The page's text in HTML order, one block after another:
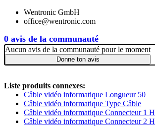
0 avis de la communauté
Wentronic GmbH
office@wentronic.com
Aucun avis de la communauté pour le moment
Donne ton avis
Liste produits connexes:
Câble vidéo informatique Longueur 50
Câble vidéo informatique Type Câble
Câble vidéo informatique Connecteur 1
Câble vidéo informatique Connecteur 2